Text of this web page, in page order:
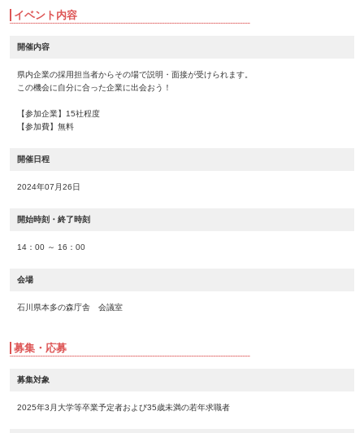
イベント内容
開催内容
県内企業の採用担当者からその場で説明・面接が受けられます。
この機会に自分に合った企業に出会おう！
【参加企業】15社程度
【参加費】無料
開催日程
2024年07月26日
開始時刻・終了時刻
14：00 ～ 16：00
会場
石川県本多の森庁舎 会議室
募集・応募
募集対象
2025年3月大学等卒業予定者および35歳未満の若年求職者